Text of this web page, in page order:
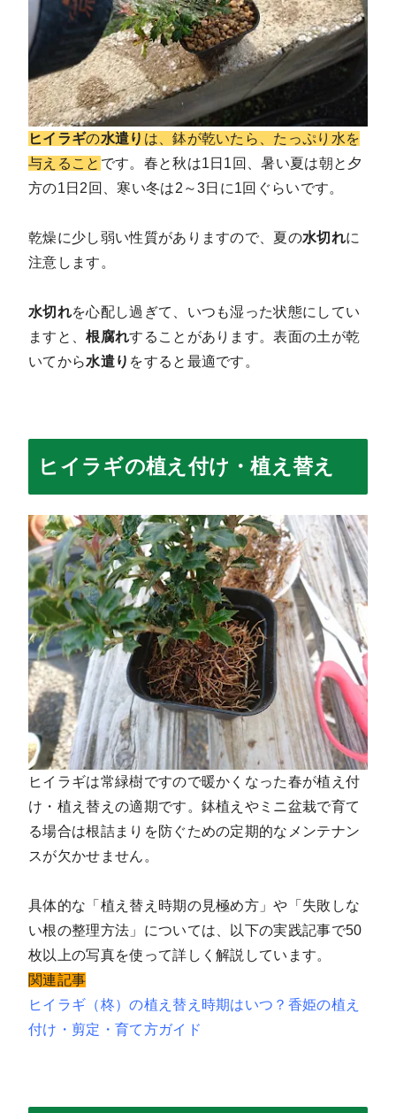
ヒイラギの水遣り は、鉢が乾いたら、たっぷり水を
与えること です。春と秋は1日1回、暑い夏は朝と夕
方の1日2回、寒い冬は2～3日に1回ぐらいです。
乾燥に少し弱い性質がありますので、夏の水切れに
注意します。
水切れを心配し過ぎて、いつも湿った状態にしてい
ますと、根腐れすることがあります。表面の土が乾
いてから水遣り をすると最適です。
ヒイラギの植え付け・植え替え
ヒイラギは常緑樹ですので暖かくなった春が植え付
け・植え替えの適期です。鉢植えやミニ盆栽で育て
る場合は根詰まりを防ぐための定期的なメンテナン
スが欠かせません。
具体的な「植え替え時期の見極め方」や「失敗しな
い根の整理方法」については、以下の実践記事で50
枚以上の写真を使って詳しく解説しています。
関連記事
ヒイラギ（柊）の植え替え時期はいつ？香姫の植え
付け・剪定・育て方ガイド